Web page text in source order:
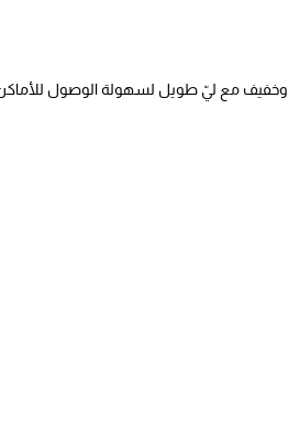
مع ليّ طويل لسهولة الوصول